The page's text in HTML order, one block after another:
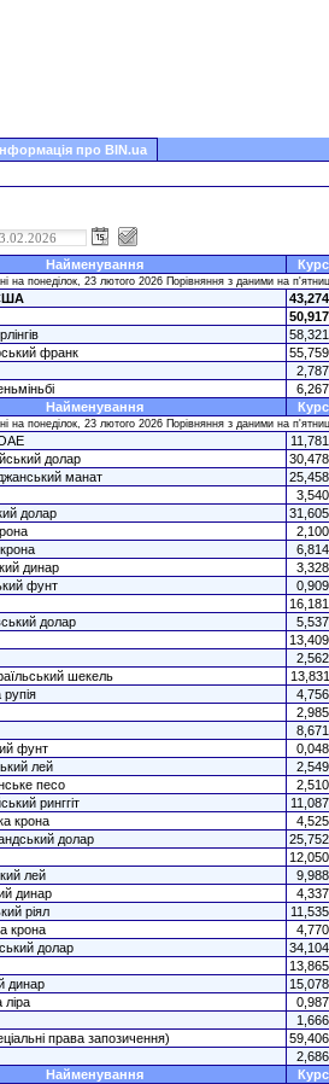
про BIN.ua
Найменування Курс
на понеділок, 23 лютого 2026 Порівняння з даними на
франк
Найменування Курс
на понеділок, 23 лютого 2026 Порівняння з даними на
долар
манат
долар
динар
фунт
долар
шекель
рупія
фунт
лей
песо
ринггіт
крона
долар
лей
динар
ріял
крона
долар
динар
ліра
права запозичення)
Найменування Курс